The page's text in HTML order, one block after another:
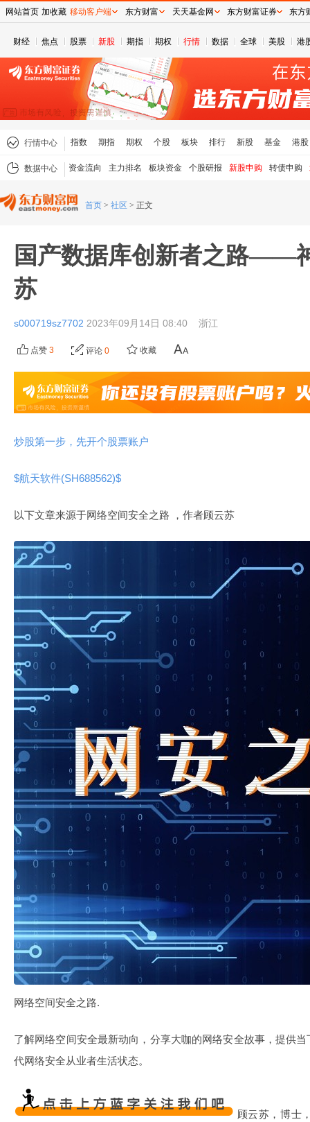
财经 焦点 股票 新股 期指 期权 行情 数据 全球 美股 港
行情中心 指数 期指 期权 个股 板块 排行 新股 基金 港股
数据中心 资金流向 主力排名 板块资金 个股研报 新股申购 转债申购
首页 > 社区 > 正文
国产数据库创新者之路——
苏
s000719sz7702 2023年09月14日 08:40 浙江
点赞 3 评论 0 收藏
炒股第一步，先开个股票账户
$航天软件(SH688562)$
以下文章来源于网络空间安全之路 ，作者顾云苏
网络空间安全之路.
了解网络空间安全最新动向，分享大咖的网络安全故事，提供
代网络安全从业者生活状态。
顾云苏，博士
网站首页 加收藏 移动客户端 东方财富 天天基金网 东方财富证券 东方